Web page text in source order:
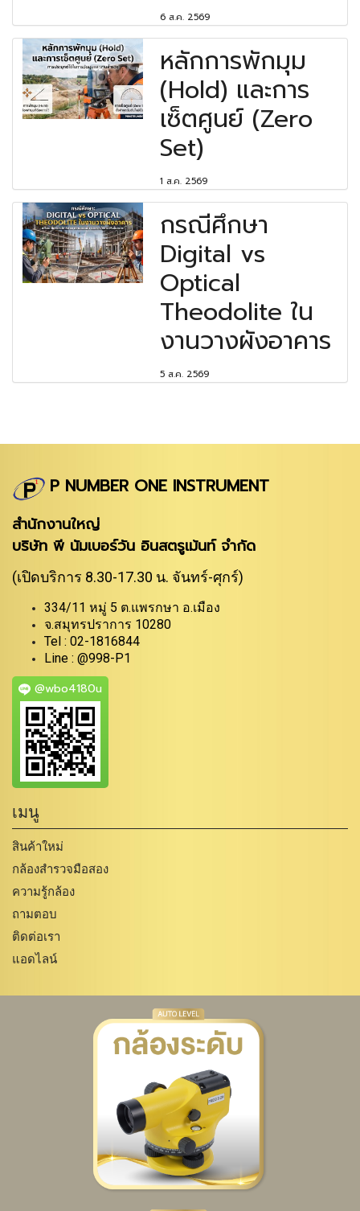
6 ส.ค. 2569
หลักการพักมุม
(Hold) และการ
เซ็ตศูนย์ (Zero
Set)
1 ส.ค. 2569
กรณีศึกษา
Digital vs
Optical
Theodolite ใน
งานวางผังอาคาร
5 ส.ค. 2569
P NUMBER ONE INSTRUMENT
สำนักงานใหญ่
บริษัท พี นัมเบอร์วัน อินสตรูเม้นท์ จำกัด
(เปิดบริการ 8.30-17.30 น. จันทร์-ศุกร์)
334/11 หมู่ 5 ต.แพรกษา อ.เมือง
จ.สมุทรปราการ 10280
Tel : 02-1816844
Line : @998-P1
@wbo4180u
เมนู
สินค้าใหม่
กล้องสำรวจมือสอง
ความรู้กล้อง
ถามตอบ
ติดต่อเรา
แอดไลน์